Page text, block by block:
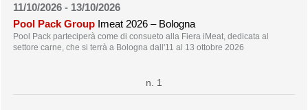
linea summer
linea legno 100% bio
pani-moules
cofanetti e vassoi
macchinari imballaggio
11/10/2026 - 13/10/2026
Pool Pack GroupImeat 2026 – Bologna
Pool Pack parteciperà come di consueto alla Fiera iMeat, dedicata al
settore carne, che si terrà a Bologna dall'11 al 13 ottobre 2026
n. 1